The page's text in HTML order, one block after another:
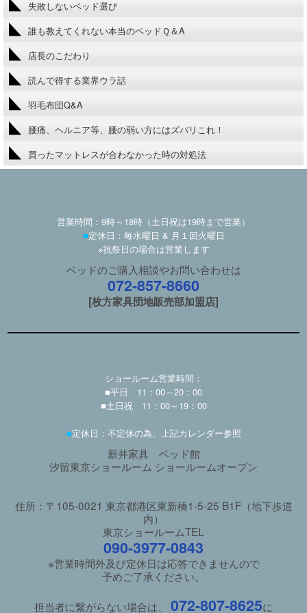
失敗しないベッド選び
誰も教えてくれない本当のベッドＱ＆A
店長のこだわり
読んで得する業界ウラ話
羽毛布団Q&A
腰痛、ヘルニア等、腰の弱い方にはズバリこれ！
買ったマットレスが合わなかった時の対処法
営業時間：9時～18時（土日祝は19時まで営業）
■定休日：毎水曜日 & 月１回火曜日
※祝祭日の場合は営業します
ベッドのご購入相談やお問い合わせは
072-857-8660
[枚方家具団地販売部加盟店]
ショールーム営業時間：
■平日 11：00～20：00
■土日祝 11：00～19：00
■定休日：不定休の為、上記カレンダー参照
新井家具 ベッド館
汐留東京ショールーム ショールームオープン
住所：〒105-0021 東京都港区東新橋1-5-25 B1F（地下歩道
内）
東京ショールームTEL
090-3977-0843
※営業時間外及び定休日は応答できませんので
予めご了承ください。
担当者に繋がらない場合は、 072-807-8625に